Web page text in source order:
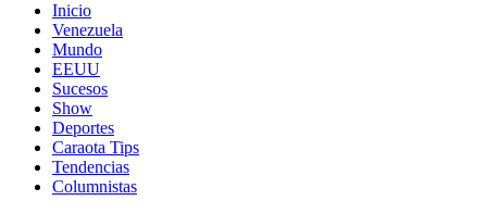
Inicio
Venezuela
Mundo
EEUU
Sucesos
Show
Deportes
Caraota Tips
Tendencias
Columnistas